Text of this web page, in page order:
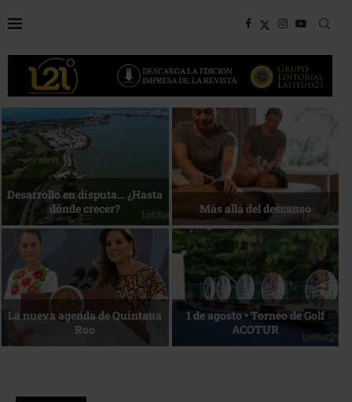
Bottega, un viaje servido a la
mesa
Energía que Impulsa la
competitividad
Reconocimiento de viajeros La esencia del servicio